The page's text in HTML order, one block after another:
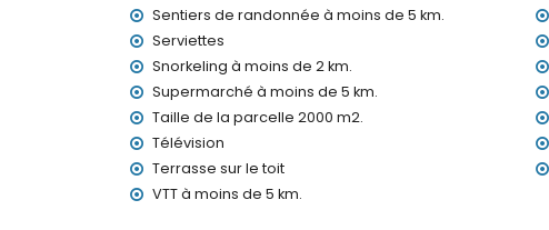
Service aéroport
Lits/berceaux pour enfants (sur demande)
Divertissements et loisirs pour vos vacances à
Cinéma, théâtre, discothèque et bar (à moins de 5
Sites et culture à Jávea, Costa Blanca
Musée (Histórico de Jávea, Jávea), église (Virgen
Sentiers de randonnée à moins de 5 km.
Serviettes
Snorkeling à moins de 2 km.
Supermarché à moins de 5 km.
Taille de la parcelle 2000 m2.
Télévision
Terrasse sur le toit
VTT à moins de 5 km.